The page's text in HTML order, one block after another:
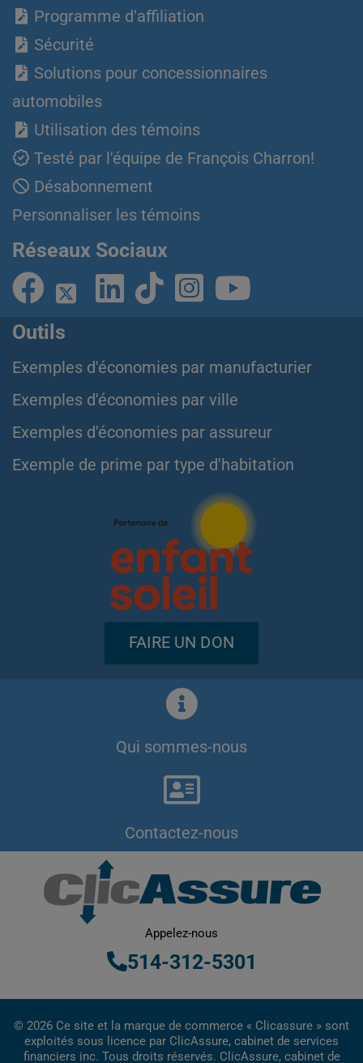
Programme d'affiliation
Sécurité
Solutions pour concessionnaires
automobiles
Utilisation des témoins
Testé par l'équipe de François Charron!
Désabonnement
Personnaliser les témoins
Réseaux Sociaux
Outils
Exemples d'économies par manufacturier
Exemples d'économies par ville
Exemples d'économies par assureur
Exemple de prime par type d'habitation
FAIRE UN DON
Qui sommes-nous
Contactez-nous
Appelez-nous
514-312-5301
© 2026 Ce site et la marque de commerce « Clicassure » sont
exploités sous licence par ClicAssure, cabinet de services
financiers inc. Tous droits réservés. ClicAssure, cabinet de